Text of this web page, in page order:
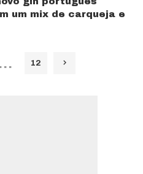
um mix de carqueja e
… 12